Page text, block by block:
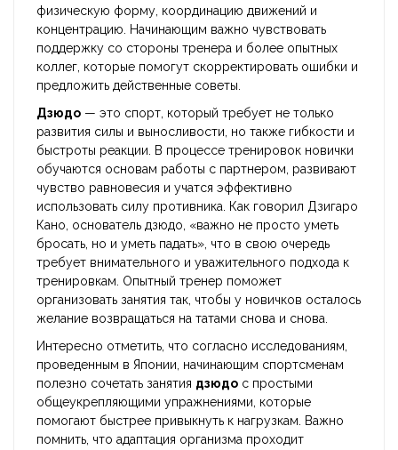
физическую форму, координацию движений и
концентрацию. Начинающим важно чувствовать
поддержку со стороны тренера и более опытных
коллег, которые помогут скорректировать ошибки и
предложить действенные советы.
Дзюдо — это спорт, который требует не только
развития силы и выносливости, но также гибкости и
быстроты реакции. В процессе тренировок новички
обучаются основам работы с партнером, развивают
чувство равновесия и учатся эффективно
использовать силу противника. Как говорил Дзигаро
Кано, основатель дзюдо, «важно не просто уметь
бросать, но и уметь падать», что в свою очередь
требует внимательного и уважительного подхода к
тренировкам. Опытный тренер поможет
организовать занятия так, чтобы у новичков осталось
желание возвращаться на татами снова и снова.
Интересно отметить, что согласно исследованиям,
проведенным в Японии, начинающим спортсменам
полезно сочетать занятия дзюдо с простыми
общеукрепляющими упражнениями, которые
помогают быстрее привыкнуть к нагрузкам. Важно
помнить, что адаптация организма проходит